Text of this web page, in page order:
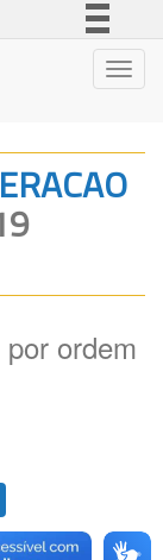
ordem